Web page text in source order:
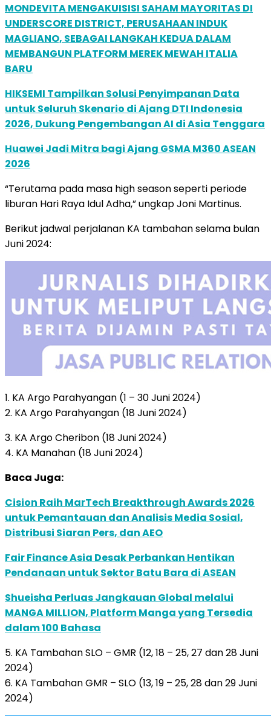
MONDEVITA MENGAKUISISI SAHAM MAYORITAS DI
UNDERSCORE DISTRICT, PERUSAHAAN INDUK
MAGLIANO, SEBAGAI LANGKAH KEDUA DALAM
MEMBANGUN PLATFORM MEREK MEWAH ITALIA
BARU
HIKSEMI Tampilkan Solusi Penyimpanan Data
untuk Seluruh Skenario di Ajang DTI Indonesia
2026, Dukung Pengembangan AI di Asia Tenggara
Huawei Jadi Mitra bagi Ajang GSMA M360 ASEAN
2026
“Terutama pada masa high season seperti periode
liburan Hari Raya Idul Adha,” ungkap Joni Martinus.
Berikut jadwal perjalanan KA tambahan selama bulan
Juni 2024:
1. KA Argo Parahyangan (1 – 30 Juni 2024)
2. KA Argo Parahyangan (18 Juni 2024)
3. KA Argo Cheribon (18 Juni 2024)
4. KA Manahan (18 Juni 2024)
Baca Juga:
Cision Raih MarTech Breakthrough Awards 2026
untuk Pemantauan dan Analisis Media Sosial,
Distribusi Siaran Pers, dan AEO
Fair Finance Asia Desak Perbankan Hentikan
Pendanaan untuk Sektor Batu Bara di ASEAN
Shueisha Perluas Jangkauan Global melalui
MANGA MILLION, Platform Manga yang Tersedia
dalam 100 Bahasa
5. KA Tambahan SLO – GMR (12, 18 – 25, 27 dan 28 Juni
2024)
6. KA Tambahan GMR – SLO (13, 19 – 25, 28 dan 29 Juni
2024)